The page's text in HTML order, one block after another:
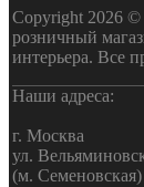
Copyright 2026
розничный
интерьера. Все
Наши адреса:
г. Москва
ул.
(м. Семеновская)